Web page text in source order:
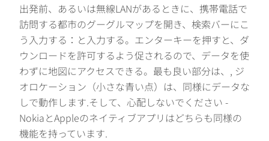
出発前、あるいは無線LANがあるときに、携帯電話で
訪問する都市のグーグルマップを開き、検索バーにこ
う入力する：と入力する。エンターキーを押すと、ダ
ウンロードを許可するよう促されるので、データを使
わずに地図にアクセスできる。最も良い部分は、, ジ
オロケーション（小さな青い点）は、同様にデータな
しで動作します.そして、心配しないでください -
NokiaとAppleのネイティブアプリはどちらも同様の
機能を持っています.